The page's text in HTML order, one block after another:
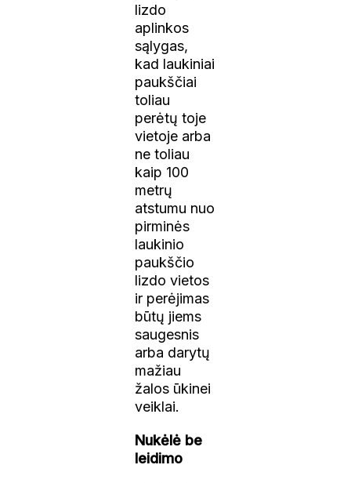
lizdo
aplinkos
sąlygas,
kad laukiniai
paukščiai
toliau
perėtų toje
vietoje arba
ne toliau
kaip 100
metrų
atstumu nuo
pirminės
laukinio
paukščio
lizdo vietos
ir perėjimas
būtų jiems
saugesnis
arba darytų
mažiau
žalos ūkinei
veiklai.
Nukėlė be
leidimo